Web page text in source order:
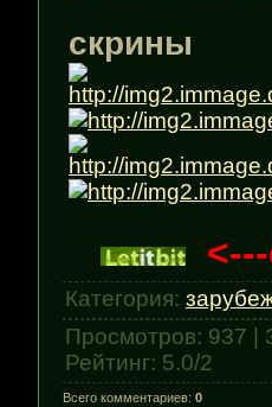
скрины
Категория:
Просмотров: 937
Рейтинг: 5.0/2
Всего комментариев: 0